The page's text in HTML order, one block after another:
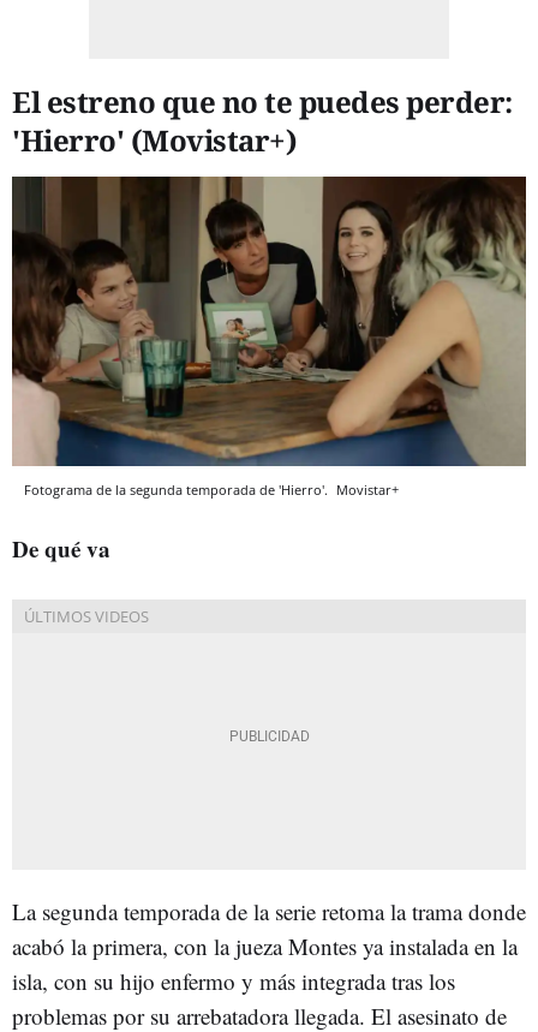
El estreno que no te puedes perder:
'Hierro' (Movistar+)
Fotograma de la segunda temporada de 'Hierro'. Movistar+
De qué va
La segunda temporada de la serie retoma la trama donde
acabó la primera, con la jueza Montes ya instalada en la
isla, con su hijo enfermo y más integrada tras los
problemas por su arrebatadora llegada. El asesinato de